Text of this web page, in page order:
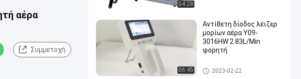
αέρα
Συμμετοχή
04:28
06:45
Αντίθετη δίοδος λέιζερ
μορίων αέρα Y09-
3016HW 2.83L/Min
φορητή
Μετρητής μορίων αέρα
2023-02-22